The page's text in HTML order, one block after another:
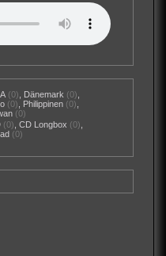
(0) Dänemark (0)
(0) Philippinen (0)
(0)
(0) ,CD Longbox (0)
(0)